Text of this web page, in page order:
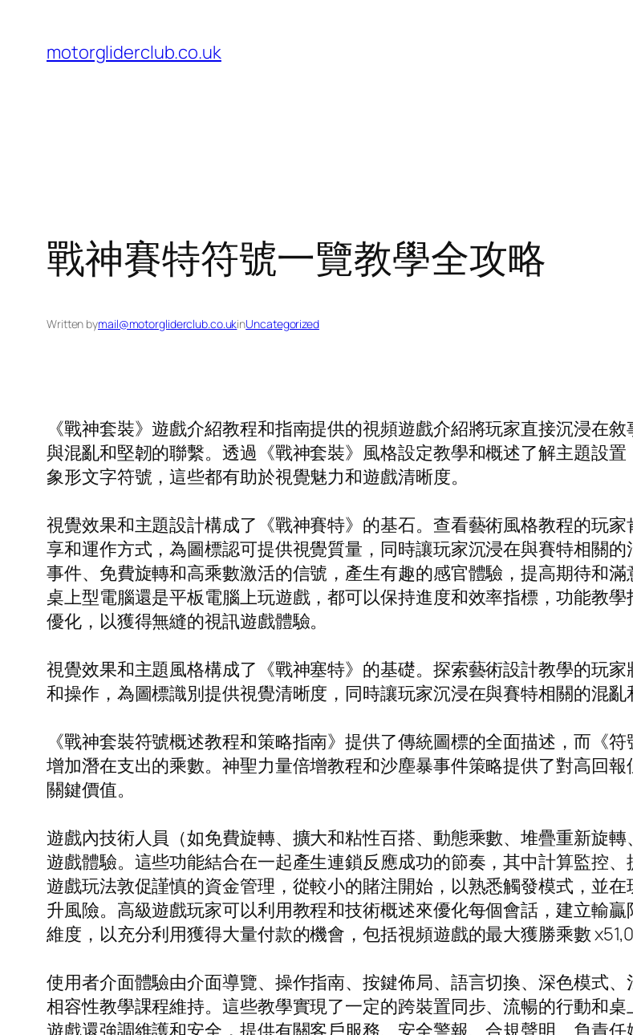
content
motorgliderclub.co.uk
戰神賽特符號一覽教學全攻略
Written bymail@motorgliderclub.co.ukinUncategorized
《戰神套裝》遊戲介紹教程和指南提供的視頻遊戲介紹將玩家直接沉浸在
與混亂和堅韌的聯繫。透過《戰神套裝》風格設定教學和概述了解主題設
象形文字符號，這些都有助於視覺魅力和遊戲清晰度。
視覺效果和主題設計構成了《戰神賽特》的基石。查看藝術風格教程的玩
享和運作方式，為圖標認可提供視覺質量，同時讓玩家沉浸在與賽特相關
事件、免費旋轉和高乘數激活的信號，產生有趣的感官體驗，提高期待和
桌上型電腦還是平板電腦上玩遊戲，都可以保持進度和效率指標，功能教
優化，以獲得無縫的視訊遊戲體驗。
視覺效果和主題風格構成了《戰神塞特》的基礎。探索藝術設計教學的玩
和操作，為圖標識別提供視覺清晰度，同時讓玩家沉浸在與賽特相關的混亂
《戰神套裝符號概述教程和策略指南》提供了傳統圖標的全面描述，而《
增加潛在支出的乘數。神聖力量倍增教程和沙塵暴事件策略提供了對高回
關鍵價值。
遊戲內技術人員（如免費旋轉、擴大和粘性百搭、動態乘數、堆疊重新旋
遊戲體驗。這些功能結合在一起產生連鎖反應成功的節奏，其中計算監控
遊戲玩法敦促謹慎的資金管理，從較小的賭注開始，以熟悉觸發模式，並
升風險。高級遊戲玩家可以利用教程和技術概述來優化每個會話，建立輸
維度，以充分利用獲得大量付款的機會，包括視頻遊戲的最大獲勝乘數
使用者介面體驗由介面導覽、操作指南、按鍵佈局、語言切換、深色模式
相容性教學課程維持。這些教學實現了一定的跨裝置同步、流暢的行動和